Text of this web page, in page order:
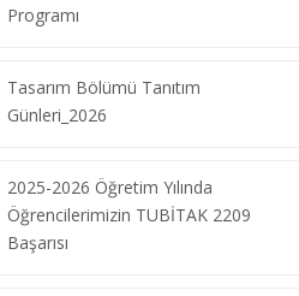
Programı
Tasarım Bölümü Tanıtım
Günleri_2026
2025-2026 Öğretim Yılında
Öğrencilerimizin TUBİTAK 2209
Başarısı
Eğitim” Paneli
06.08.2026
“Cumhuriyet ve Biz” Konulu Giysi
Tasarım Sergisi